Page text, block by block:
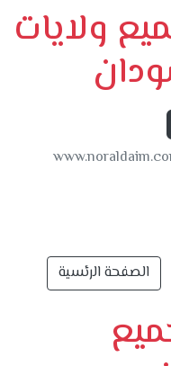
ولايات
الصفحة الرئسية